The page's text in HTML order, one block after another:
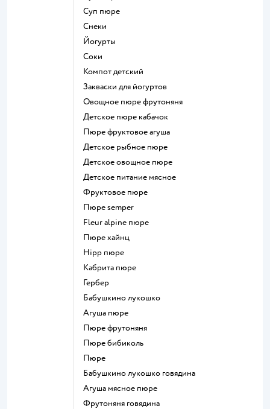
суп пюре
Снеки
йогурты
Соки
компот детский
Закваски для йогуртов
овощное пюре фрутоняня
детское пюре кабачок
пюре фруктовое агуша
детское рыбное пюре
детское овощное пюре
детское питание мясное
фруктовое пюре
пюре semper
fleur alpine пюре
пюре хайнц
hipp пюре
кабрита пюре
гербер
бабушкино лукошко
агуша пюре
пюре фрутоняня
пюре бибиколь
пюре
бабушкино лукошко говядина
агуша мясное пюре
фрутоняня говядина